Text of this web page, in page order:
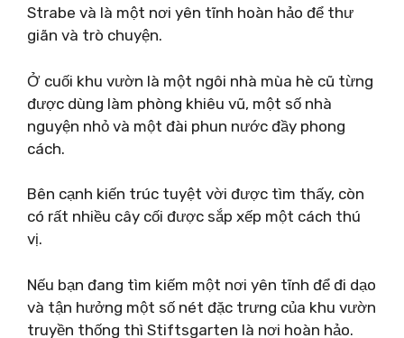
Strabe và là một nơi yên tĩnh hoàn hảo để thư
giãn và trò chuyện.
Ở cuối khu vườn là một ngôi nhà mùa hè cũ từng
được dùng làm phòng khiêu vũ, một số nhà
nguyện nhỏ và một đài phun nước đầy phong
cách.
Bên cạnh kiến ​​trúc tuyệt vời được tìm thấy, còn
có rất nhiều cây cối được sắp xếp một cách thú
vị.
Nếu bạn đang tìm kiếm một nơi yên tĩnh để đi dạo
và tận hưởng một số nét đặc trưng của khu vườn
truyền thống thì Stiftsgarten là nơi hoàn hảo.